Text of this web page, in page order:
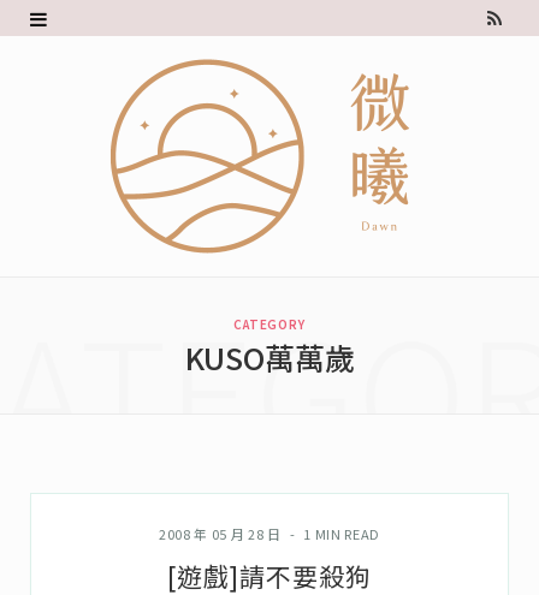
R
CATEGORY
KUSO萬萬歲
2008 年 05 月 28 日 1 MIN READ
[遊戲]請不要殺狗